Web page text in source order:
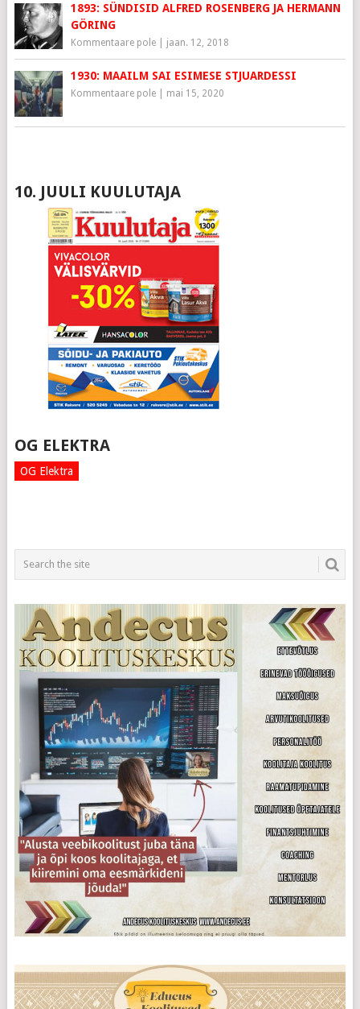
1893: SÜNDISID ALFRED ROSENBERG JA HERMANN
GÖRING
Kommentaare pole| jaan. 12, 2018
1930: MAAILM SAI ESIMESE STJUARDESSI
Kommentaare pole| mai 15, 2020
10. JUULI KUULUTAJA
OG ELEKTRA
OG Elektra